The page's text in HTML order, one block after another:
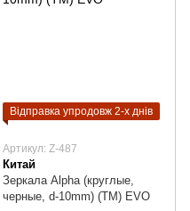
Відправка упродовж 2-х днів
Артикул: Z-487
Китай
Зеркала Alpha (круглые,
черные, d-10mm) (TM) EVO